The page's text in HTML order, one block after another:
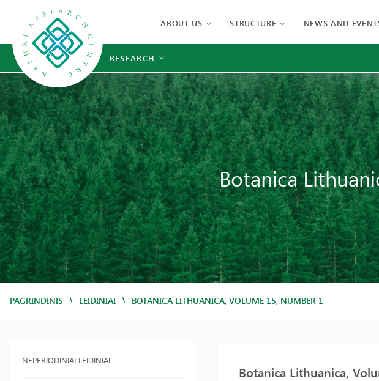
ABOUT US STRUCTURE NEWS AND
RESEARCH
Botanica
PAGRINDINIS / LEIDINIAI / BOTANICA LITHUANICA, VOLUME 15, NUMBER 1
NEPERIODINIAI LEIDINIAI
Botanica Lithuanica,